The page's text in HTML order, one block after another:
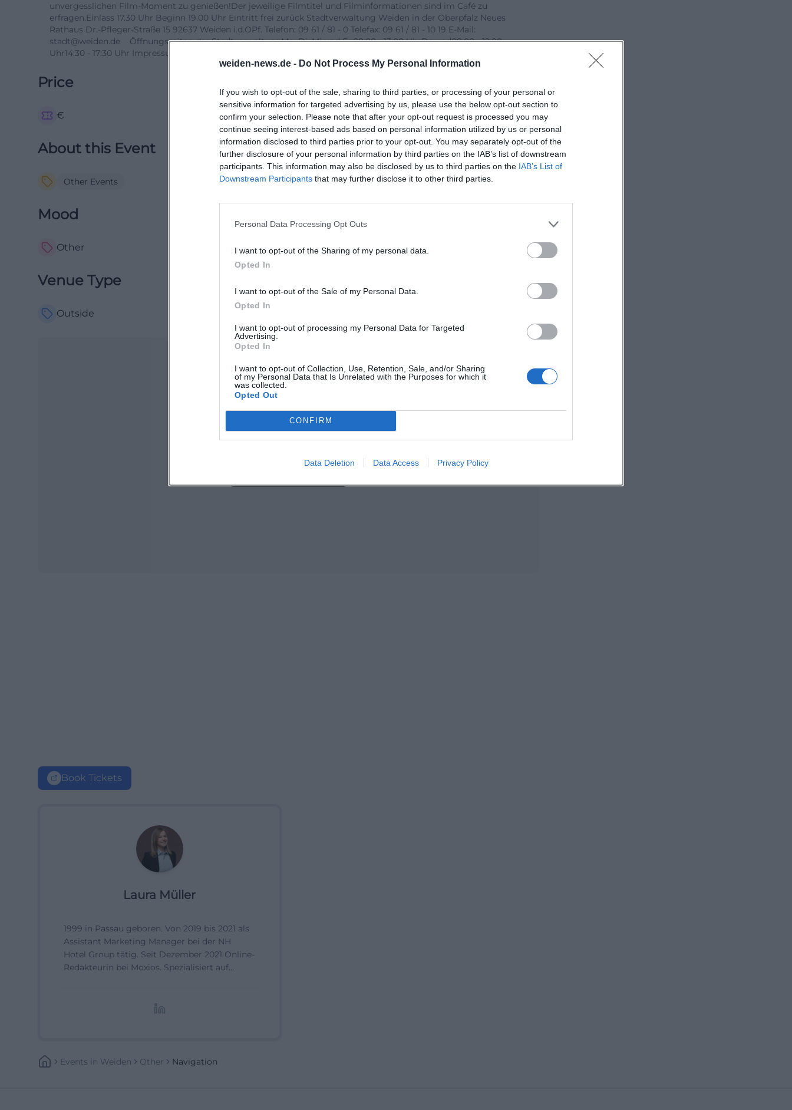
weiden-news.de - Do Not Process My Personal Information
If you wish to opt-out of the sale, sharing to third parties, or processing of your personal or
sensitive information for targeted advertising by us, please use the below opt-out section to
confirm your selection. Please note that after your opt-out request is processed you may
continue seeing interest-based ads based on personal information utilized by us or personal
information disclosed to third parties prior to your opt-out. You may separately opt-out of the
further disclosure of your personal information by third parties on the IAB’s list of downstream
participants. This information may also be disclosed by us to third parties on the IAB’s List of
Downstream Participants that may further disclose it to other third parties.
Personal Data Processing Opt Outs
I want to opt-out of the Sharing of my personal data.
Opted In
I want to opt-out of the Sale of my Personal Data.
Opted In
I want to opt-out of processing my Personal Data for Targeted
Advertising.
Opted In
I want to opt-out of Collection, Use, Retention, Sale, and/or Sharing
of my Personal Data that Is Unrelated with the Purposes for which it
was collected.
Opted Out
CONFIRM
Data Deletion Data Access Privacy Policy
unvergesslichen Film-Moment zu genießen!Der jeweilige Filmtitel und Filminformationen sind im Café zu
erfragen.Einlass 17.30 Uhr Beginn 19.00 Uhr Eintritt frei zurück Stadtverwaltung Weiden in der Oberpfalz Neues
Rathaus Dr.-Pfleger-Straße 15 92637 Weiden i.d.OPf. Telefon: 09 61 / 81 - 0 Telefax: 09 61 / 81 - 10 19 E-Mail:
stadt@weiden.de Öffnungszeiten der StadtverwaltungMo, Di, Mi und Fr:08:00 - 13:00 UhrDo:und08:00 - 12:00
Uhr14:30 - 17:30 Uhr ImpressumDatenschutzHaftungSupport nach oben scrollen, Germany
Price
€
About this Event
Other Events
Mood
Other
Venue Type
Outside
Map unavailable
Book Tickets
Laura Müller
1999 in Passau geboren. Von 2019 bis 2021 als
Assistant Marketing Manager bei der NH
Hotel Group tätig. Seit Dezember 2021 Online-
Redakteurin bei Moxios. Spezialisiert auf
Events In Weiden Other Navigation